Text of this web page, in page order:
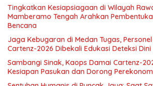
Tingkatkan Kesiapsiagaan di Wilayah
Mamberamo Tengah Arahkan
Bencana
Jaga Kebugaran di Medan Tugas,
Cartenz-2026 Dibekali Edukasi Deteksi
Sambangi Sinak, Kaops Damai Cartenz-
Kesiapan Pasukan dan Dorong